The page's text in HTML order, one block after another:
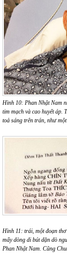
Hình 10: Phan Nhật Nam
tim mạch và cao huyết áp.
toả sáng trên trán, như
Hình 11: trái, một đoạn
mấy dòng di bút dặn dò
Phan Nhật Nam. Cũng